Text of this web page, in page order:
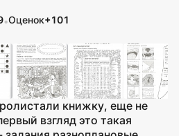
•Оценок+101
книжку, еще не
взгляд это такая